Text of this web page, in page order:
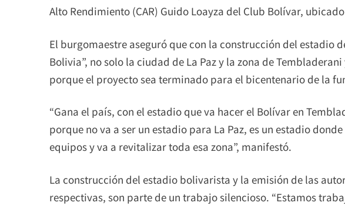
Alto Rendimiento (CAR) Guido Loayza del Club Bolívar,
El burgomaestre aseguró que con la construcción del estadio
Bolivia”, no solo la ciudad de La Paz y la zona de
porque el proyecto sea terminado para el bicentenario de la
“Gana el país, con el estadio que va hacer el Bolívar en
porque no va a ser un estadio para La Paz, es un estadio
equipos y va a revitalizar toda esa zona”, manifestó.
La construcción del estadio bolivarista y la emisión de las
respectivas, son parte de un trabajo silencioso. “Estamos